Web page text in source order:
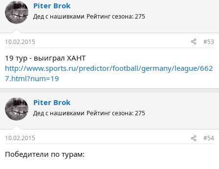
Piter Brok
Дед с нашивками Рейтинг сезона: 275
10.02.2015 #53
19 тур - выиграл ХАНТ
http://www.sports.ru/predictor/football/germany/league/662
7.html?num=19
Piter Brok
Дед с нашивками Рейтинг сезона: 275
10.02.2015 #54
Победители по турам: